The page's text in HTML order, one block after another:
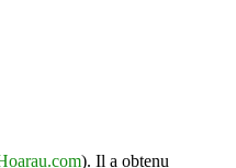
). Il a obtenu